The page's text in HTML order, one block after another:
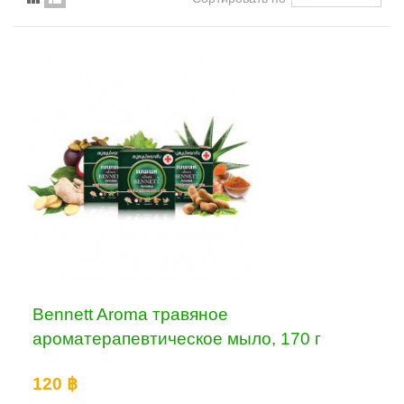
Bennett Aroma травяное
ароматерапевтическое мыло, 170 г
120 ฿